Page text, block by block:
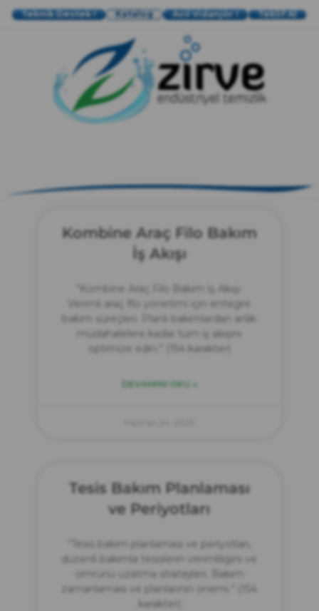
Teknik Destek ! Katalog Acil Vidanjör ! Teklif Al
Kombine Araç Filo Bakım
İş Akışı
“Kombine Araç Filo Bakım İş Akışı:
Verimli araç filo yönetimi için entegre
bakım süreçleri. Planlı bakımlardan anlık
müdahalelere kadar tüm iş akışını
optimize edin.” (154 karakter)
DEVAMINI OKU »
Tesis Bakım Planlaması
ve Periyotları
“Tesis bakım planlaması ve periyotları,
düzenli bakımla tesislerin verimliliğini ve
ömrünü uzatma stratejileri. Bakım
zamanlaması ve planlarının önemi.” (154
karakter)